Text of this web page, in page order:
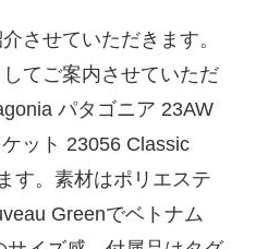
させていただきます。
てご案内させていただ
パタゴニア 23AW
ット 23056 Classic
す。素材はポリエステ
Greenでベトナム